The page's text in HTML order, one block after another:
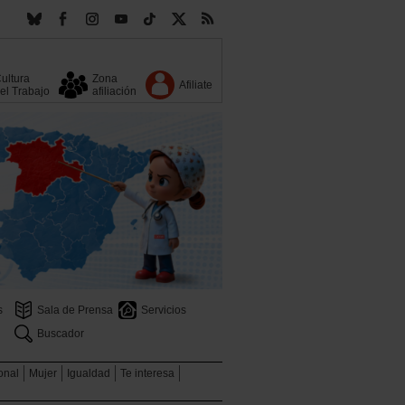
Trabajo
Zona
afiliación
Afiliate
Sala de Prensa
Servicios
Buscador
Mujer Igualdad
Te interesa